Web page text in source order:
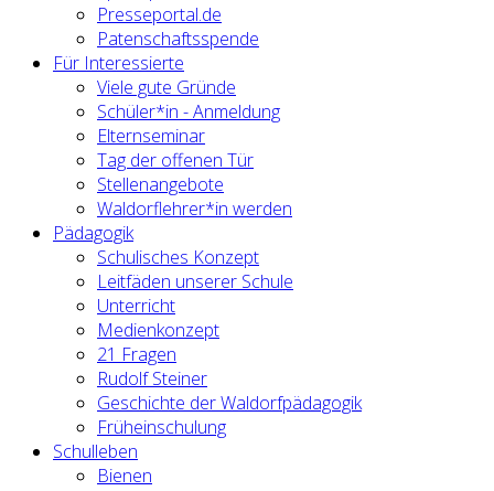
Presseportal.de
Patenschaftsspende
Für Interessierte
Viele gute Gründe
Schüler*in - Anmeldung
Elternseminar
Tag der offenen Tür
Stellenangebote
Waldorflehrer*in werden
Pädagogik
Schulisches Konzept
Leitfäden unserer Schule
Unterricht
Medienkonzept
21 Fragen
Rudolf Steiner
Geschichte der Waldorfpädagogik
Früheinschulung
Schulleben
Bienen